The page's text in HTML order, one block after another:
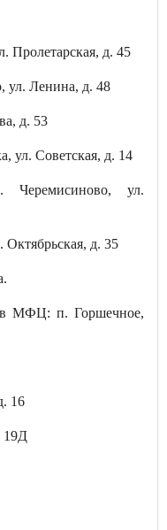
Пролетарская, д. 45
ул. Ленина, д. 48
д. 53
ул. Советская, д. 14
Черемисиново, ул.
д. 35
в МФЦ: п. Горшечное,
16
19Д